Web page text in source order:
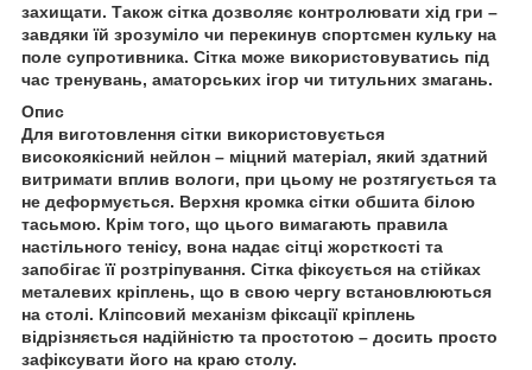
захищати. Також сітка дозволяє контролювати хід гри –
завдяки їй зрозуміло чи перекинув спортсмен кульку на
поле супротивника. Сітка може використовуватись під
час тренувань, аматорських ігор чи титульних змагань.
Опис
Для виготовлення сітки використовується
високоякісний нейлон – міцний матеріал, який здатний
витримати вплив вологи, при цьому не розтягується та
не деформується. Верхня кромка сітки обшита білою
тасьмою. Крім того, що цього вимагають правила
настільного тенісу, вона надає сітці жорсткості та
запобігає її розтріпування. Сітка фіксується на стійках
металевих кріплень, що в свою чергу встановлюються
на столі. Кліпсовий механізм фіксації кріплень
відрізняється надійністю та простотою – досить просто
зафіксувати його на краю столу.